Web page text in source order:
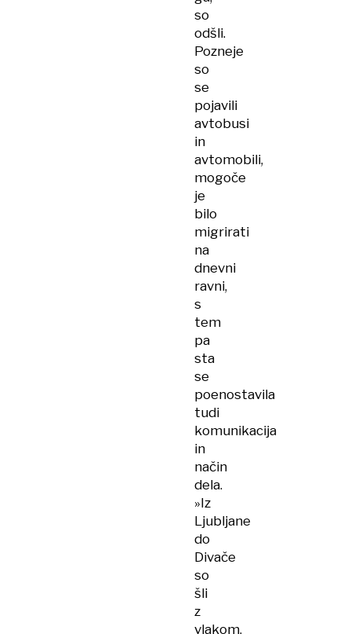
so
odšli.
Pozneje
so
se
pojavili
avtobusi
in
avtomobili,
mogoče
je
bilo
migrirati
na
dnevni
ravni,
s
tem
pa
sta
se
poenostavila
tudi
komunikacija
in
način
dela.
»Iz
Ljubljane
do
Divače
so
šli
z
vlakom,